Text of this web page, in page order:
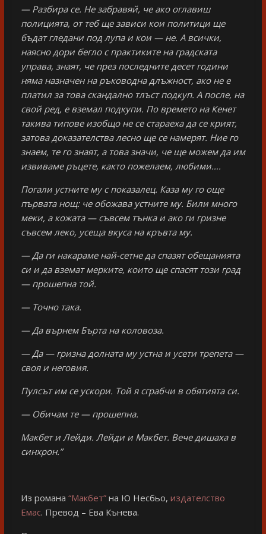
— Разбира се. Не забравяй, че ако оглавиш
полицията, от теб ще зависи кои политици ще
бъдат гледани под лупа и кои — не. А всички,
наясно дори бегло с практиките на градската
управа, знаят, че през последните десет години
няма назначен на ръководна длъжност, ако не е
платил за това скандално тлъст подкуп. А после, на
свой ред, е вземал подкупи. По времето на Кенет
такива типове изобщо не се стараеха да се крият,
затова доказателства лесно ще се намерят. Ние го
знаем, те го знаят, а това значи, че ще можем да им
извиваме ръцете, както пожелаем, любими….
Погали устните му с показалец. Каза му го още
първата нощ: че обожава устните му. Били много
меки, а кожата — съвсем тънка и ако ги гризне
съвсем леко, усеща вкуса на кръвта му.
— Да ги накараме най-сетне да спазят обещанията
си и да вземат мерките, които ще спасят този град
— прошепна той.
— Точно така.
— Да върнем Бърта на коловоза.
— Да — гризна долната му устна и усети трепета —
своя и неговия.
Пулсът им се ускори. Той я сграбчи в обятията си.
— Обичам те — прошепна.
Макбет и Лейди. Лейди и Макбет. Вече дишаха в
синхрон.”
Из романа “Макбет”на Ю Несбьо, издателство
Емас. Превод – Ева Кънева.